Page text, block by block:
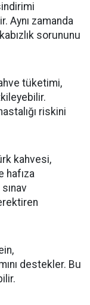
Aynı zamanda
sorununu
tüketimi,
riskini
kahvesi,
hafıza
destekler. Bu